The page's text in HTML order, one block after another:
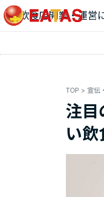
飲食店開業・運営
TOP > 宣伝
注目
い飲